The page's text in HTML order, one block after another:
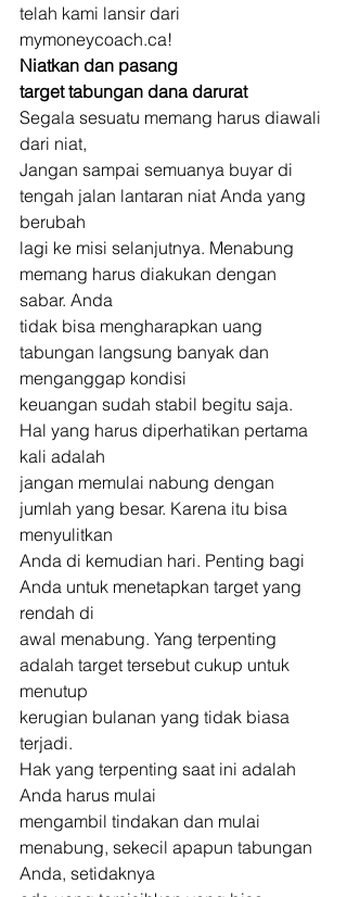
telah kami lansir dari
mymoneycoach.ca!
Niatkan dan pasang
target tabungan dana darurat
Segala sesuatu memang harus diawali
dari niat,
Jangan sampai semuanya buyar di
tengah jalan lantaran niat Anda yang
berubah
lagi ke misi selanjutnya. Menabung
memang harus diakukan dengan
sabar. Anda
tidak bisa mengharapkan uang
tabungan langsung banyak dan
menganggap kondisi
keuangan sudah stabil begitu saja.
Hal yang harus diperhatikan pertama
kali adalah
jangan memulai nabung dengan
jumlah yang besar. Karena itu bisa
menyulitkan
Anda di kemudian hari. Penting bagi
Anda untuk menetapkan target yang
rendah di
awal menabung. Yang terpenting
adalah target tersebut cukup untuk
menutup
kerugian bulanan yang tidak biasa
terjadi.
Hak yang terpenting saat ini adalah
Anda harus mulai
mengambil tindakan dan mulai
menabung, sekecil apapun tabungan
Anda, setidaknya